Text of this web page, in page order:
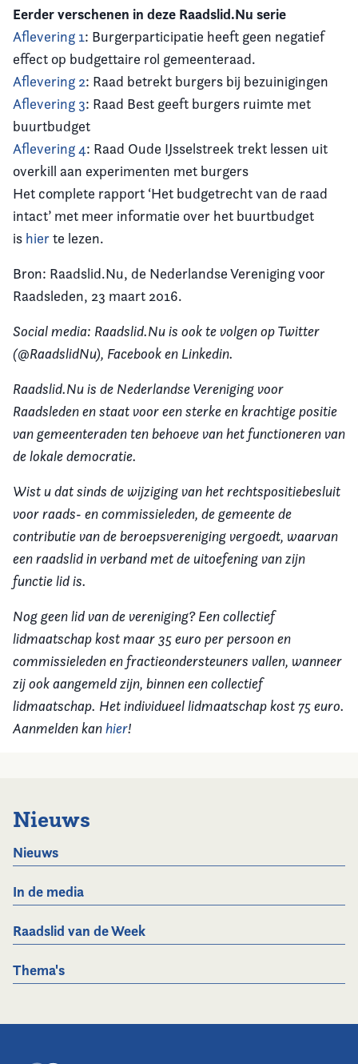
Eerder verschenen in deze Raadslid.Nu serie
Aflevering 1: Burgerparticipatie heeft geen negatief
effect op budgettaire rol gemeenteraad.
Aflevering 2: Raad betrekt burgers bij bezuinigingen
Aflevering 3: Raad Best geeft burgers ruimte met
buurtbudget
Aflevering 4: Raad Oude IJsselstreek trekt lessen uit
overkill aan experimenten met burgers
Het complete rapport ‘Het budgetrecht van de raad
intact’ met meer informatie over het buurtbudget
is hierte lezen.
Bron: Raadslid.Nu, de Nederlandse Vereniging voor
Raadsleden, 23 maart 2016.
Social media: Raadslid.Nu is ook te volgen op Twitter
(@RaadslidNu), Facebook en Linkedin.
Raadslid.Nu is de Nederlandse Vereniging voor
Raadsleden en staat voor een sterke en krachtige positie
van gemeenteraden ten behoeve van het functioneren van
de lokale democratie.
Wist u dat sinds de wijziging van het rechtspositiebesluit
voor raads- en commissieleden, de gemeente de
contributie van de beroepsvereniging vergoedt, waarvan
een raadslid in verband met de uitoefening van zijn
functie lid is.
Nog geen lid van de vereniging? Een collectief
lidmaatschap kost maar 35 euro per persoon en
commissieleden en fractieondersteuners vallen, wanneer
zij ook aangemeld zijn, binnen een collectief
lidmaatschap. Het individueel lidmaatschap kost 75 euro.
Aanmelden kanhier!
Nieuws
Nieuws
In de media
Raadslid van de Week
Thema's